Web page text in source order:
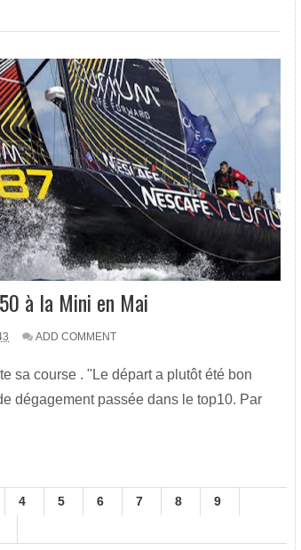
à la Mini en Mai
ADD COMMENT
sa course . "Le départ a plutôt été bon
dégagement passée dans le top10. Par
4 5 6 7 8
9